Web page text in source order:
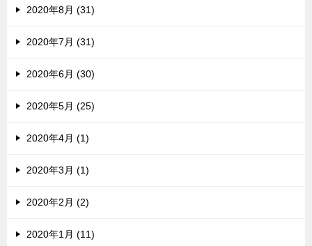
2020年8月 (31)
2020年7月 (31)
2020年6月 (30)
2020年5月 (25)
2020年4月 (1)
2020年3月 (1)
2020年2月 (2)
2020年1月 (11)